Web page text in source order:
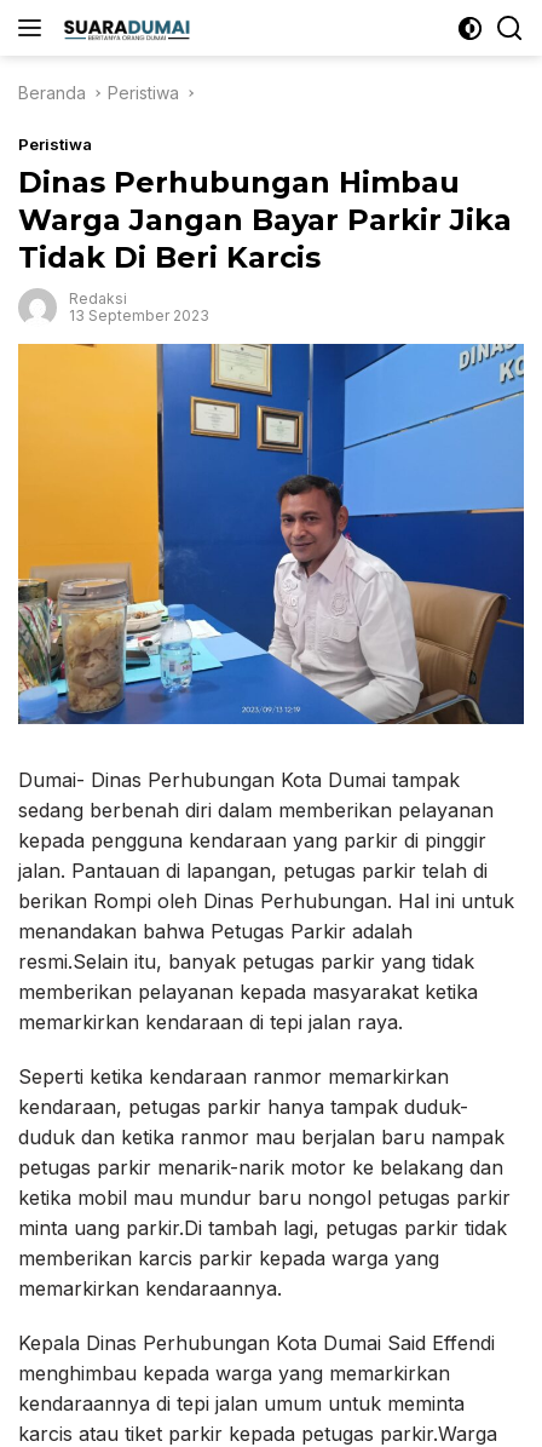
ke
Beranda
Peristiwa
Peristiwa
Dinas Perhubungan Himbau
Warga Jangan Bayar Parkir Jika
Tidak Di Beri Karcis
Redaksi
13 September 2023
Dumai- Dinas Perhubungan Kota Dumai tampak
sedang berbenah diri dalam memberikan pelayanan
kepada pengguna kendaraan yang parkir di pinggir
jalan. Pantauan di lapangan, petugas parkir telah di
berikan Rompi oleh Dinas Perhubungan. Hal ini untuk
menandakan bahwa Petugas Parkir adalah
resmi.Selain itu, banyak petugas parkir yang tidak
memberikan pelayanan kepada masyarakat ketika
memarkirkan kendaraan di tepi jalan raya.
Seperti ketika kendaraan ranmor memarkirkan
kendaraan, petugas parkir hanya tampak duduk-
duduk dan ketika ranmor mau berjalan baru nampak
petugas parkir menarik-narik motor ke belakang dan
ketika mobil mau mundur baru nongol petugas parkir
minta uang parkir.Di tambah lagi, petugas parkir tidak
memberikan karcis parkir kepada warga yang
memarkirkan kendaraannya.
Kepala Dinas Perhubungan Kota Dumai Said Effendi
menghimbau kepada warga yang memarkirkan
kendaraannya di tepi jalan umum untuk meminta
karcis atau tiket parkir kepada petugas parkir.Warga